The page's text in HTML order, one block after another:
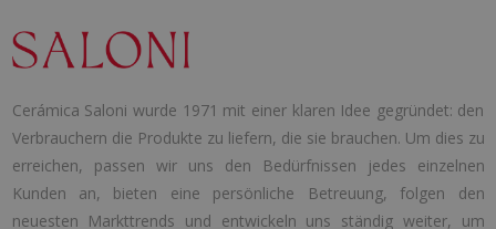
Cerámica Saloni wurde 1971 mit einer klaren Idee gegründet: den
Verbrauchern die Produkte zu liefern, die sie brauchen. Um dies zu
erreichen, passen wir uns den Bedürfnissen jedes einzelnen
Kunden an, bieten eine persönliche Betreuung, folgen den
neuesten Markttrends und entwickeln uns ständig weiter, um